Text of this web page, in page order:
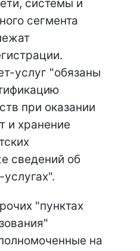
системы и
сегмента
услуг "обязаны
при оказании
и хранение
сведений об
"пунктах
на